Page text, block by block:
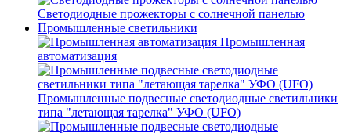
Светодиодные прожекторы с солнечной панелью
Промышленные светильники
Промышленная
автоматизация
Промышленные подвесные cветодиодные светильники
типа "летающая тарелка" УФО (UFO)